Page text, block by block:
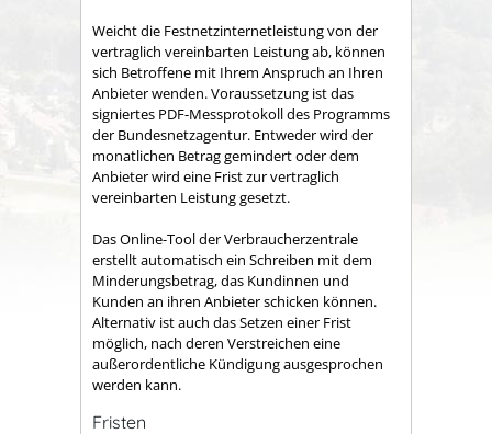
Weicht die Festnetzinternetleistung von der
vertraglich vereinbarten Leistung ab, können
sich Betroffene mit Ihrem Anspruch an Ihren
Anbieter wenden. Voraussetzung ist das
signiertes PDF-Messprotokoll des Programms
der Bundesnetzagentur. Entweder wird der
monatlichen Betrag gemindert oder dem
Anbieter wird eine Frist zur vertraglich
vereinbarten Leistung gesetzt.
Das Online-Tool der Verbraucherzentrale
erstellt automatisch ein Schreiben mit dem
Minderungsbetrag, das Kundinnen und
Kunden an ihren Anbieter schicken können.
Alternativ ist auch das Setzen einer Frist
möglich, nach deren Verstreichen eine
außerordentliche Kündigung ausgesprochen
werden kann.
Fristen